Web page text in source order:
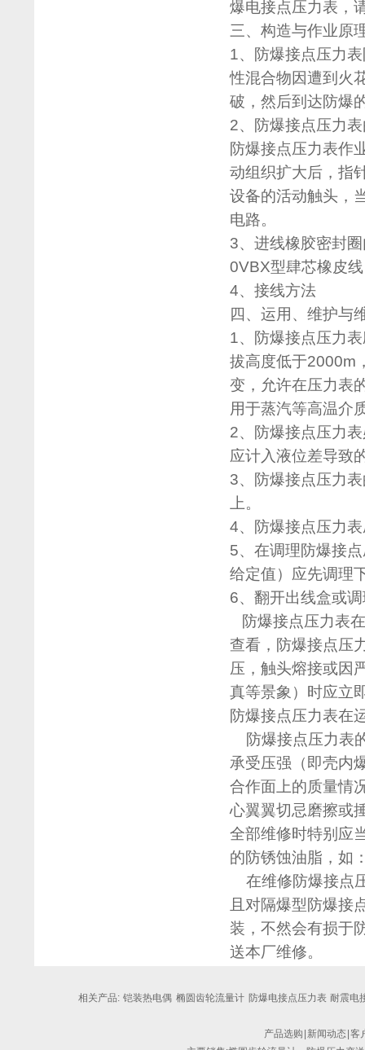
爆电接点压力表，
三、构造与作业原
1、防爆接点压力
性混合物因遭到火
破，然后到达防爆
2、防爆接点压力
防爆接点压力表作
动组织扩大后，指
设备的活动触头，
电路。
3、进线橡胶密封
0VBX型肆芯橡皮
4、接线方法
四、运用、维护与
1、防爆接点压力
拔高度低于2000m
变，允许在压力表
用于蒸汽等高温介
2、防爆接点压力
应计入液位差导致
3、防爆接点压力
上。
4、防爆接点压力
5、在调理防爆接
给定值）应先调理
6、翻开出线盒或
防爆接点压力表
查看，防爆接点压
压，触头熔接或因
真等景象）时应立
防爆接点压力表在
防爆接点压力表
承受压强（即壳内
合作面上的质量情
心翼翼切忌磨擦或
全部维修时特别应
的防锈蚀油脂，如
在维修防爆接点
且对隔爆型防爆接
装，不然会有损于
送本厂维修。
相关产品: 铠装热电偶 椭圆齿轮流量计 防爆电接点压力表 耐震电
产品选购 新闻动态 客